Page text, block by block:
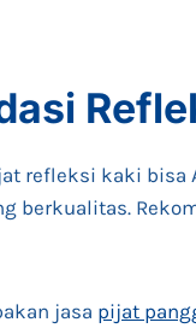
refleksi kaki
berkualitas.
jasa pijat